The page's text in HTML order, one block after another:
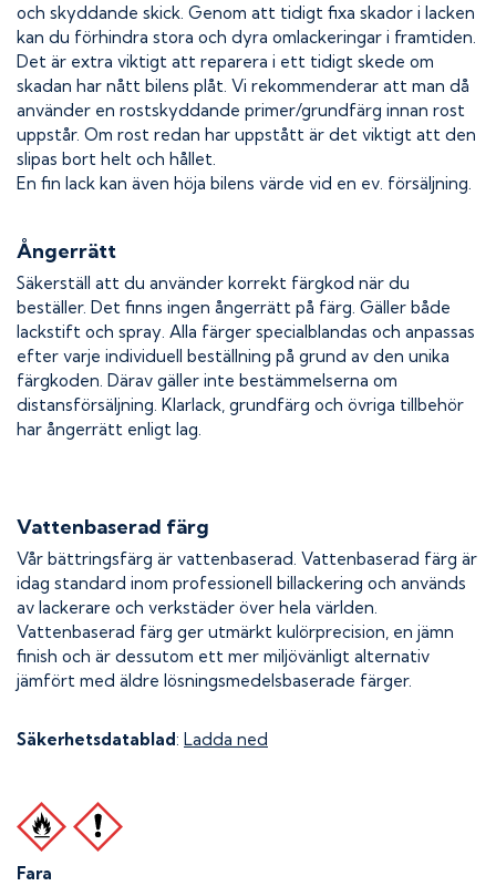
och skyddande skick. Genom att tidigt fixa skador i lacken
kan du förhindra stora och dyra omlackeringar i framtiden.
Det är extra viktigt att reparera i ett tidigt skede om
skadan har nått bilens plåt. Vi rekommenderar att man då
använder en rostskyddande primer/grundfärg innan rost
uppstår. Om rost redan har uppstått är det viktigt att den
slipas bort helt och hållet.
En fin lack kan även höja bilens värde vid en ev. försäljning.
Ångerrätt
Säkerställ att du använder korrekt färgkod när du
beställer. Det finns ingen ångerrätt på färg. Gäller både
lackstift och spray. Alla färger specialblandas och anpassas
efter varje individuell beställning på grund av den unika
färgkoden. Därav gäller inte bestämmelserna om
distansförsäljning. Klarlack, grundfärg och övriga tillbehör
har ångerrätt enligt lag.
Vattenbaserad färg
Vår bättringsfärg är vattenbaserad. Vattenbaserad färg är
idag standard inom professionell billackering och används
av lackerare och verkstäder över hela världen.
Vattenbaserad färg ger utmärkt kulörprecision, en jämn
finish och är dessutom ett mer miljövänligt alternativ
jämfört med äldre lösningsmedelsbaserade färger.
Säkerhetsdatablad: Ladda ned
Fara